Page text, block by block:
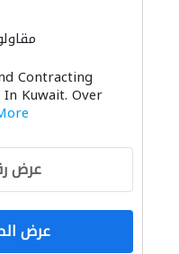
الدهان
الحديد والأدوات
Contracting
In Kuwait. Over
عرض
عرض